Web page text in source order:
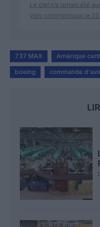
Le ciel n’a jamais été
vols commerciaux le
737 MAX Amérique
boeing commande